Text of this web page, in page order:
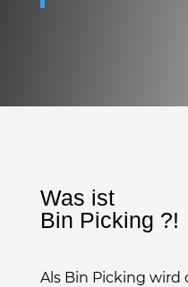
Was ist
Bin Picking ?!
Als Bin Picking wird